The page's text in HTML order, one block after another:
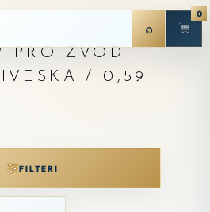
PROIZVOD
/ 0,59
FILTERI
0